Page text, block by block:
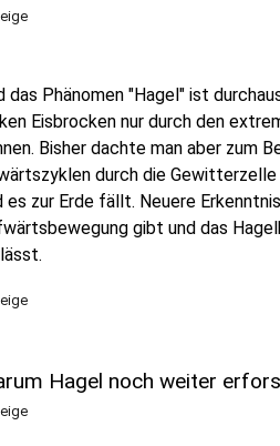
das Phänomen "Hagel" ist
Eisbrocken nur durch den
Bisher dachte man aber zum
durch die
es zur Erde fällt. Neuere
gibt und das
Hagel noch weiter